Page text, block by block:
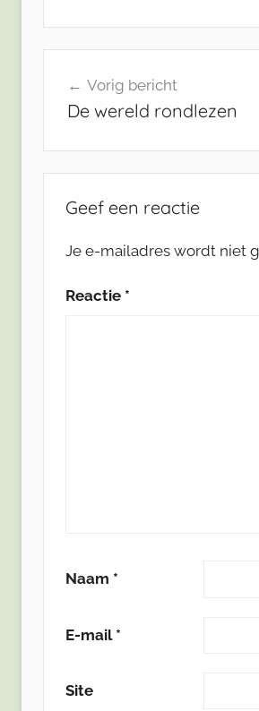
navigatie
Vorig bericht
De wereld rondlezen
Geef een reactie
Je e-mailadres wordt niet
Reactie *
Naam *
E-mail *
Site